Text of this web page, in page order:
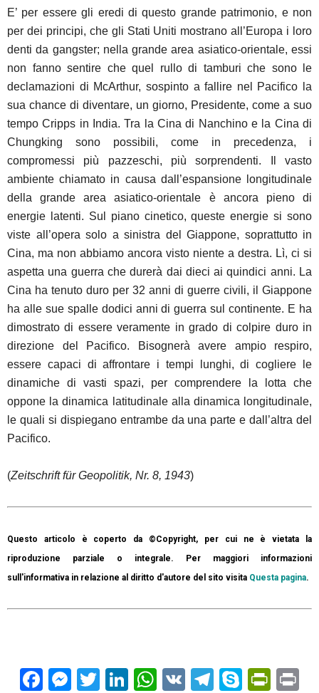
E’ per essere gli eredi di questo grande patrimonio, e non
per dei principi, che gli Stati Uniti mostrano all’Europa i loro
denti da gangster; nella grande area asiatico-orientale, essi
non fanno sentire che quel rullo di tamburi che sono le
declamazioni di McArthur, sospinto a fallire nel Pacifico la
sua chance di diventare, un giorno, Presidente, come a suo
tempo Cripps in India. Tra la Cina di Nanchino e la Cina di
Chungking sono possibili, come in precedenza, i
compromessi più pazzeschi, più sorprendenti. Il vasto
ambiente chiamato in causa dall’espansione longitudinale
della grande area asiatico-orientale è ancora pieno di
energie latenti. Sul piano cinetico, queste energie si sono
viste all’opera solo a sinistra del Giappone, soprattutto in
Cina, ma non abbiamo ancora visto niente a destra. Lì, ci si
aspetta una guerra che durerà dai dieci ai quindici anni. La
Cina ha tenuto duro per 32 anni di guerre civili, il Giappone
ha alle sue spalle dodici anni di guerra sul continente. E ha
dimostrato di essere veramente in grado di colpire duro in
direzione del Pacifico. Bisognerà avere ampio respiro,
essere capaci di affrontare i tempi lunghi, di cogliere le
dinamiche di vasti spazi, per comprendere la lotta che
oppone la dinamica latitudinale alla dinamica longitudinale,
le quali si dispiegano entrambe da una parte e dall’altra del
Pacifico.
(Zeitschrift für Geopolitik, Nr. 8, 1943)
Questo articolo è coperto da ©Copyright, per cui ne è vietata la
riproduzione parziale o integrale. Per maggiori informazioni
sull'informativa in relazione al diritto d'autore del sito visita Questa pagina.
Facebook
Messenger
TwitterLinkedIn
WhatsApp
VK Telegram
Skype